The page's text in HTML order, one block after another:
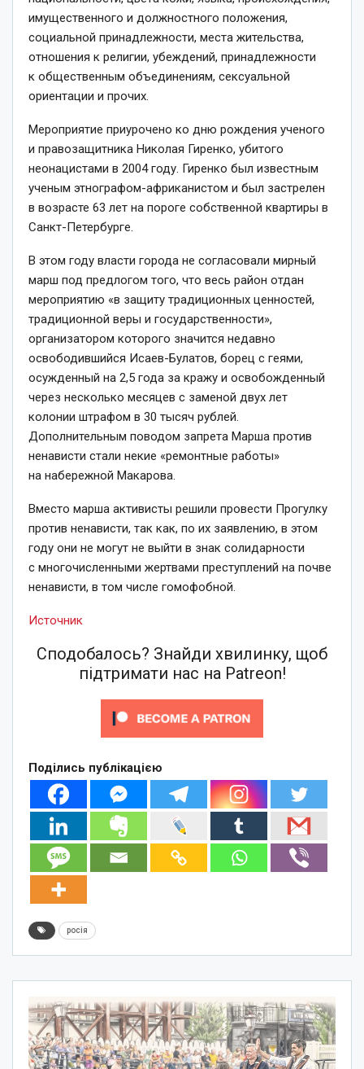
имущественного и должностного положения,
социальной принадлежности, места жительства,
отношения к религии, убеждений, принадлежности
к общественным объединениям, сексуальной
ориентации и прочих.
Мероприятие приурочено ко дню рождения ученого
и правозащитника Николая Гиренко, убитого
неонацистами в 2004 году. Гиренко был известным
ученым этнографом-африканистом и был застрелен
в возрасте 63 лет на пороге собственной квартиры в
Санкт-Петербурге.
В этом году власти города не согласовали мирный
марш под предлогом того, что весь район отдан
мероприятию «в защиту традиционных ценностей,
традиционной веры и государственности»,
организатором которого значится недавно
освободившийся Исаев-Булатов, борец с геями,
осужденный на 2,5 года за кражу и освобожденный
через несколько месяцев с заменой двух лет
колонии штрафом в 30 тысяч рублей.
Дополнительным поводом запрета Марша против
ненависти стали некие «ремонтные работы»
на набережной Макарова.
Вместо марша активисты решили провести Прогулку
против ненависти, так как, по их заявлению, в этом
году они не могут не выйти в знак солидарности
с многочисленными жертвами преступлений на почве
ненависти, в том числе гомофобной.
Источник
Сподобалось? Знайди хвилинку, щоб
підтримати нас на Patreon!
Поділись публікацією
росія